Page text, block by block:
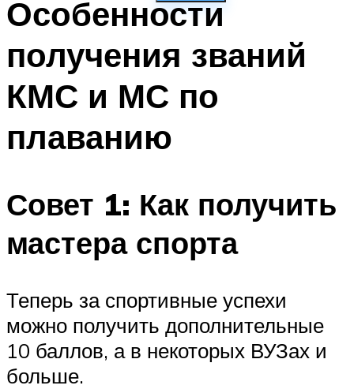
ПЛАВАНЬЕ ДЛЯ ДЕТЕЙ
БАССЕЙН ДЛЯ ДОМА
Особенности
получения званий
КМС и МС по
плаванию
Совет 1: Как получить
мастера спорта
Теперь за спортивные успехи
можно получить дополнительные
10 баллов, а в некоторых ВУЗах и
больше.